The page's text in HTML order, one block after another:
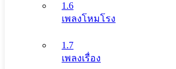
1.6
เพลงโหมโรง
1.7
เพลงเรื่อง